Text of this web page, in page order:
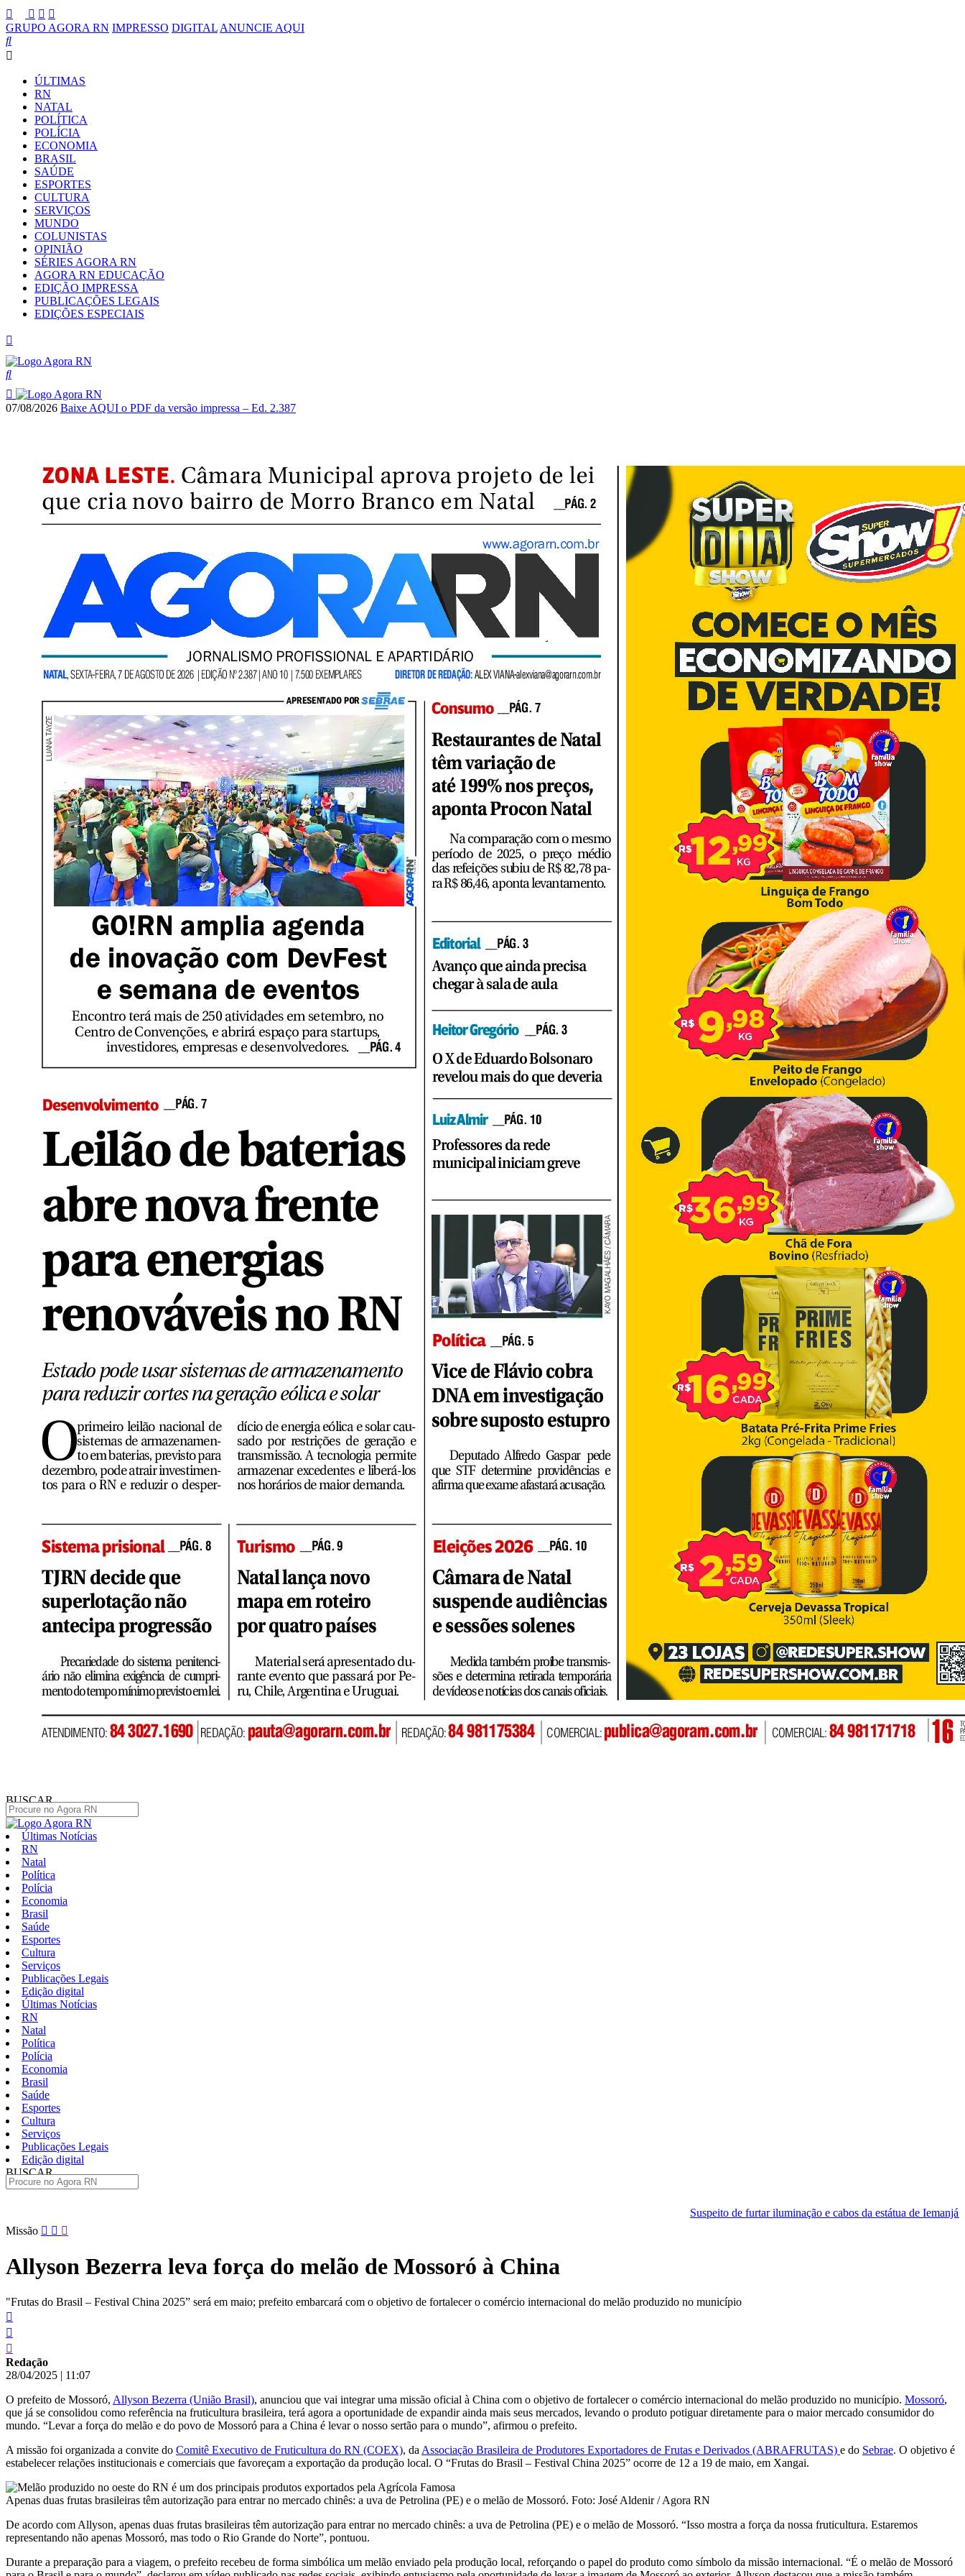
GRUPO AGORA RN IMPRESSO DIGITAL ANUNCIE AQUI
ÚLTIMAS
RN
NATAL
POLÍTICA
POLÍCIA
ECONOMIA
BRASIL
SAÚDE
ESPORTES
CULTURA
SERVIÇOS
MUNDO
COLUNISTAS
OPINIÃO
SÉRIES AGORA RN
AGORA RN EDUCAÇÃO
EDIÇÃO IMPRESSA
PUBLICAÇÕES LEGAIS
EDIÇÕES ESPECIAIS
07/08/2026 Baixe AQUI o PDF da versão impressa – Ed. 2.387
BUSCAR
Últimas Notícias
RN
Natal
Política
Polícia
Economia
Brasil
Saúde
Esportes
Cultura
Serviços
Publicações Legais
Edição digital
Últimas Notícias
RN
Natal
Política
Polícia
Economia
Brasil
Saúde
Esportes
Cultura
Serviços
Publicações Legais
Edição digital
BUSCAR
Suspeito de furtar iluminação e cabos da estátua de Iemanjá é preso em Natal
Pular
conteúdo
Missão
Allyson Bezerra leva força do melão de Mossoró à China
"Frutas do Brasil – Festival China 2025” será em maio; prefeito embarcará com o objetivo de fortalecer o comércio internacional do melão produzido no município
Redação
28/04/2025 | 11:07
O prefeito de Mossoró, Allyson Bezerra (União Brasil), anunciou que vai integrar uma missão oficial à China com o objetivo de fortalecer o comércio internacional do melão produzido no município. Mossoró,
que já se consolidou como referência na fruticultura brasileira, terá agora a oportunidade de expandir ainda mais seus mercados, levando o produto potiguar diretamente para o maior mercado consumidor do
mundo. “Levar a força do melão e do povo de Mossoró para a China é levar o nosso sertão para o mundo”, afirmou o prefeito.
A missão foi organizada a convite do Comitê Executivo de Fruticultura do RN (COEX), da Associação Brasileira de Produtores Exportadores de Frutas e Derivados (ABRAFRUTAS) e do Sebrae. O objetivo é
estabelecer relações institucionais e comerciais que favoreçam a exportação da produção local. O “Frutas do Brasil – Festival China 2025” ocorre de 12 a 19 de maio, em Xangai.
Apenas duas frutas brasileiras têm autorização para entrar no mercado chinês: a uva de Petrolina (PE) e o melão de Mossoró. Foto: José Aldenir / Agora RN
De acordo com Allyson, apenas duas frutas brasileiras têm autorização para entrar no mercado chinês: a uva de Petrolina (PE) e o melão de Mossoró. “Isso mostra a força da nossa fruticultura. Estaremos
representando não apenas Mossoró, mas todo o Rio Grande do Norte”, pontuou.
Durante a preparação para a viagem, o prefeito recebeu de forma simbólica um melão enviado pela produção local, reforçando o papel do produto como símbolo da missão internacional. “É o melão de Mossoró